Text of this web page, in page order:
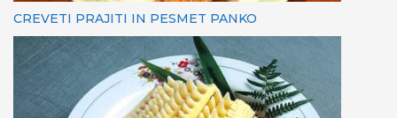
CREVETI PRAJITI IN PESMET PANKO